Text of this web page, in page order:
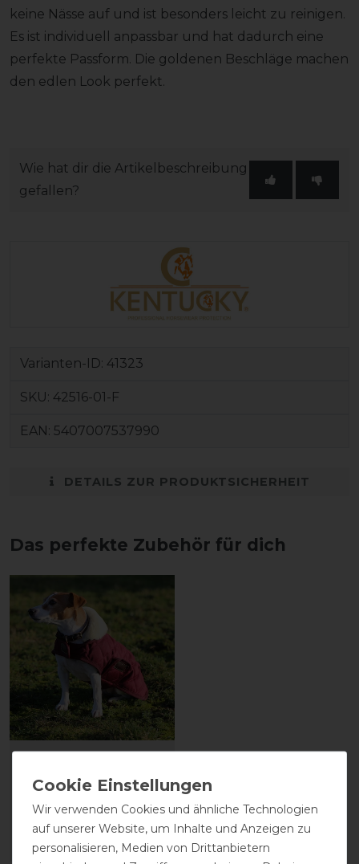
keine Nässe auf und ist besonders leicht zu reinigen.
Es ist individuell anpassbar und hat dadurch eine
perfekte Passform. Die goldenen Beschläge machen
den edlen Look perfekt.
Wie hat dir die Artikelbeschreibung
gefallen?
Varianten-ID: 41323
SKU: 42516-01-F
EAN: 5407007537990
DETAILS ZUR PRODUKTSICHERHEIT
Das perfekte Zubehör für dich
Hundedecke Dog coat
160g - Bordeaux
69,99 € *
ARTIKEL MERKEN
Wir verwenden Cookies und ähnliche Technologien
auf unserer Website, um Inhalte und Anzeigen zu
personalisieren, Medien von Drittanbietern